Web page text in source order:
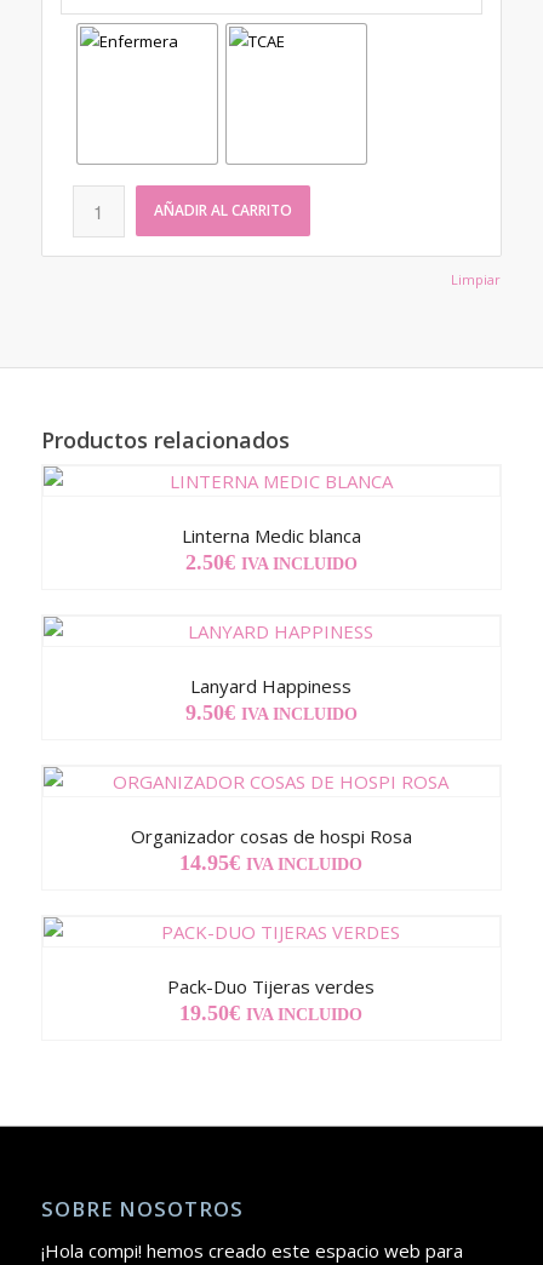
Limpiar
AÑADIR AL CARRITO
Productos relacionados
Linterna Medic blanca
2.50€ IVA INCLUIDO
Lanyard Happiness
9.50€ IVA INCLUIDO
Organizador cosas de hospi Rosa
14.95€ IVA INCLUIDO
Pack-Duo Tijeras verdes
19.50€ IVA INCLUIDO
SOBRE NOSOTROS
¡Hola compi! hemos creado este espacio web para